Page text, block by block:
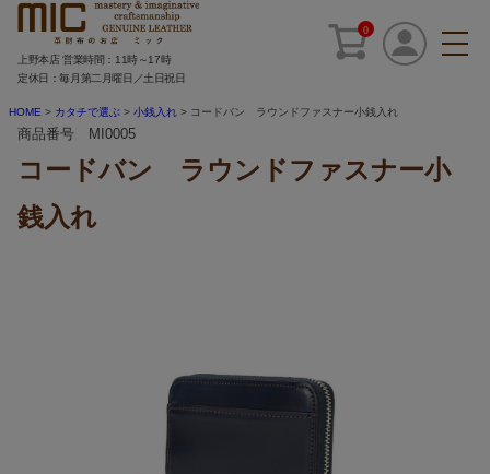
0
上野本店 営業時間：11時～17時
定休日：毎月第二月曜日／土日祝日
HOME カタチで選ぶ 小銭入れ コードバン ラウンドファスナー小銭入れ
商品番号 MI0005
コードバン ラウンドファスナー小
銭入れ